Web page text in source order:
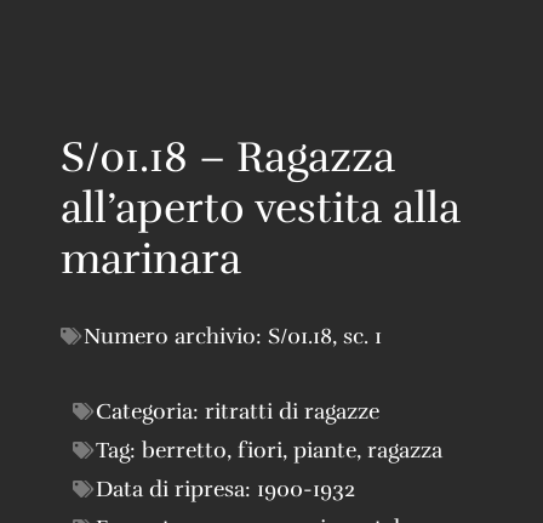
S/01.18 – Ragazza
all’aperto vestita alla
marinara
Numero archivio: S/01.18, sc. 1
Categoria: ritratti di ragazze
Tag: berretto, fiori, piante, ragazza
Data di ripresa: 1900-1932